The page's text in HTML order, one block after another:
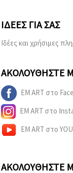
ΙΔΈΕΣ ΓΙΑ ΣΑΣ
Ιδέες και χρήσιμες
ΑΚΟΛΟΥΘΉΣΤΕ
EM ART στο
EM ART στο
EM ART στο
ΑΚΟΛΟΥΘΉΣΤΕ